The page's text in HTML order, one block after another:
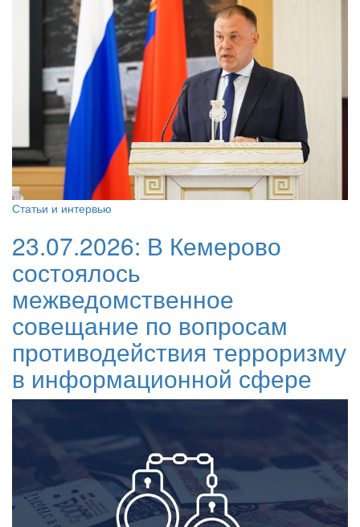
Статьи и интервью
23.07.2026: В Кемерово
состоялось
межведомственное
совещание по вопросам
противодействия терроризму
в информационной сфере